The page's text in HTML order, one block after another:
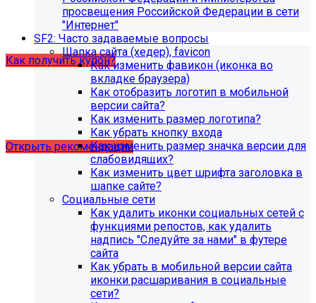
образовательной организации (simai.sveden). Для
корректной работы модуля необходимо активировать
купон на него.
Как получить купон?
Что делать, если на хостинге не
хватает места?
Открыть рекомендации
просвещения Российской Федерации в сети
"Интернет"
SF2: Часто задаваемые вопросы
Шапка сайта (хедер), favicon
Как изменить фавикон (иконка во
вкладке браузера)
Как отобразить логотип в мобильной
версии сайта?
Как изменить размер логотипа?
Как убрать кнопку входа
Как изменить размер значка версии для
слабовидящих?
Как изменить цвет шрифта заголовка в
шапке сайте?
Социальные сети
Как удалить иконки социальных сетей с
функциями репостов, как удалить
надпись "Следуйте за нами" в футере
сайта
Как убрать в мобильной версии сайта
иконки расшаривания в социальные
сети?